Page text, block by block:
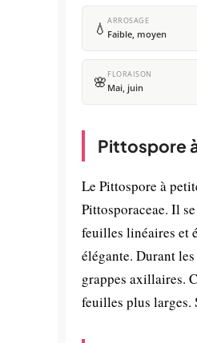
💧 ARROSAGE
Faible, moyen
🌸 FLORAISON
Mai, juin
Pittospore
Le Pittospore à
Pittosporaceae. Il
feuilles linéaires et
élégante. Durant
grappes axillaires.
feuilles plus larges.